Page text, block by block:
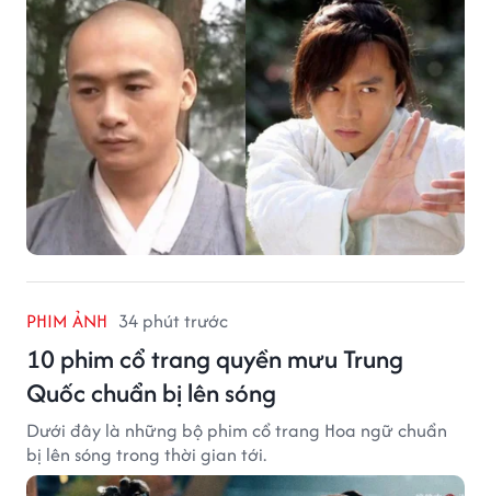
PHIM ẢNH 34 phút trước
10 phim cổ trang quyền mưu Trung
Quốc chuẩn bị lên sóng
Dưới đây là những bộ phim cổ trang Hoa ngữ chuẩn
bị lên sóng trong thời gian tới.